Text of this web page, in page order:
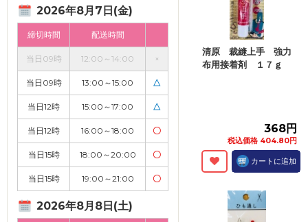
2026年8月7日(金)
締切時間 配送時間
当日09時 12:00～14:00 ×
当日09時 13:00～15:00 △
当日12時 15:00～17:00 △
当日12時 16:00～18:00 〇
当日15時 18:00～20:00 〇
当日15時 19:00～21:00 〇
2026年8月8日(土)
清原 裁縫上手 強力
布用接着剤 １７ｇ
368円
税込価格 404.80円
カートに追加